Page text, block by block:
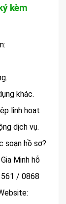
kèm
khác.
linh hoạt
dịch vụ.
soạn hồ sơ?
Minh hỗ
561 / 0868